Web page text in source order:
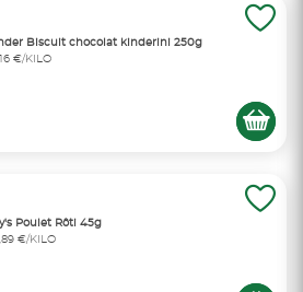
Biscuit chocolat kinderini 250g
€/KILO
Poulet Rôti 45g
€/KILO